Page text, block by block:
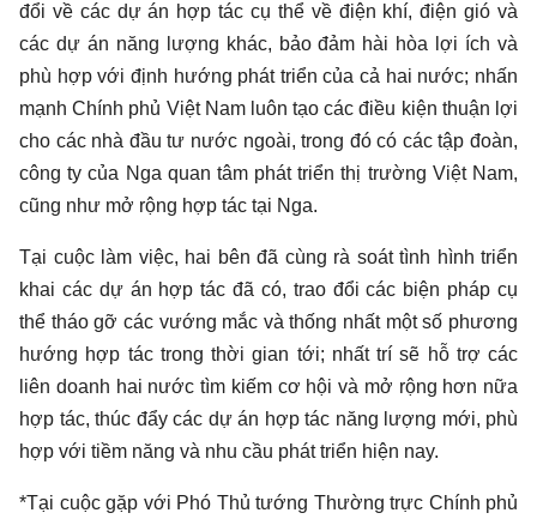
đổi về các dự án hợp tác cụ thể về điện khí, điện gió và
các dự án năng lượng khác, bảo đảm hài hòa lợi ích và
phù hợp với định hướng phát triển của cả hai nước; nhấn
mạnh Chính phủ Việt Nam luôn tạo các điều kiện thuận lợi
cho các nhà đầu tư nước ngoài, trong đó có các tập đoàn,
công ty của Nga quan tâm phát triển thị trường Việt Nam,
cũng như mở rộng hợp tác tại Nga.
Tại cuộc làm việc, hai bên đã cùng rà soát tình hình triển
khai các dự án hợp tác đã có, trao đổi các biện pháp cụ
thể tháo gỡ các vướng mắc và thống nhất một số phương
hướng hợp tác trong thời gian tới; nhất trí sẽ hỗ trợ các
liên doanh hai nước tìm kiếm cơ hội và mở rộng hơn nữa
hợp tác, thúc đẩy các dự án hợp tác năng lượng mới, phù
hợp với tiềm năng và nhu cầu phát triển hiện nay.
*Tại cuộc gặp với Phó Thủ tướng Thường trực Chính phủ